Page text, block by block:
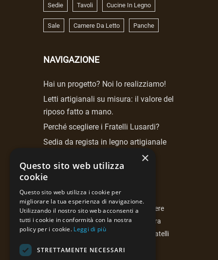
Sedie Tavoli Cucine In Legno
Sale Camere Da Letto Panche
NAVIGAZIONE
Hai un progetto? Noi lo realizziamo!
Letti artigianali su misura: il valore del
riposo fatto a mano.
Perché scegliere i Fratelli Lusardi?
Sedia da regista in legno artigianale
NEWSLETTER
Iscrivendoti alla newsletter potrai essere
costantemente aggiornato sulla nostra
attività, le curiosità e le proposte di Fratelli
Lusardi di Ferdinando snc.
×
Questo sito web utilizza
cookie
Questo sito web utilizza i cookie per
migliorare la tua esperienza di navigazione.
Utilizzando il nostro sito web acconsenti a
tutti i cookie in conformità con la nostra
policy per i cookie. Leggi di più
STRETTAMENTE NECESSARI